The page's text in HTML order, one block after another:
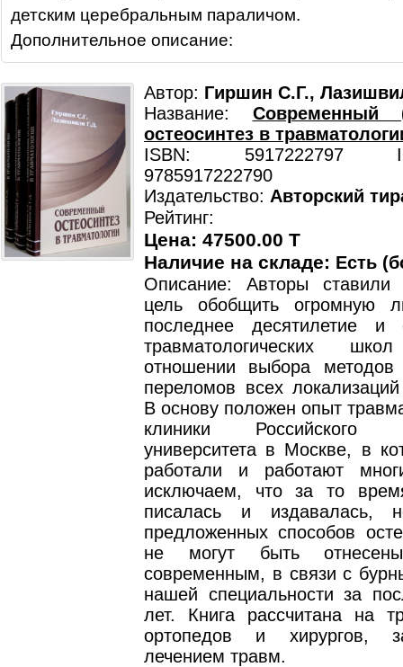
детским церебральным параличом.
Дополнительное описание:
Автор: Гиршин С.Г.,
Название:
остеосинтез в
ISBN: 5917222797
9785917222790
Издательство: Авторский
Рейтинг:
Цена: 47500.00 T
Наличие на складе: Есть
Описание: Авторы ставили
цель обобщить огромную
последнее десятилетие и
травматологических
отношении выбора методов
переломов всех
В основу положен опыт
клиники Российского
университета в Москве, в
работали и работают
исключаем, что за то
писалась и издавалась,
предложенных способов
не могут быть
современным, в связи с
нашей специальности за
лет. Книга рассчитана на
ортопедов и хирургов,
лечением травм.